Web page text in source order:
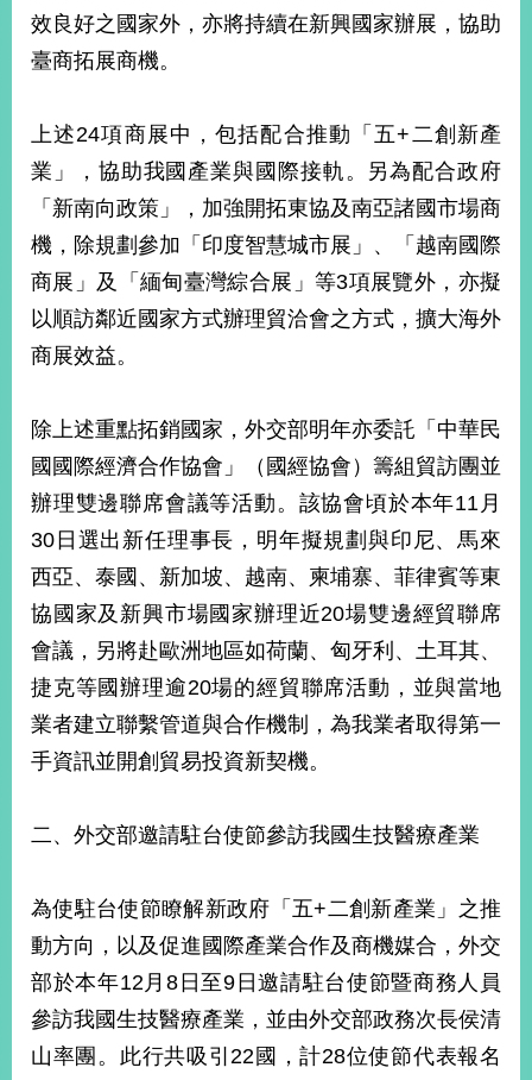
宣
告
權
保
及
資
安
全
策
無
障
礙
網
站
說
明
聯
絡
們
效良好之國家外，亦將持續在新興國家辦展，協助
臺商拓展商機。
上述24項商展中，包括配合推動「五+二創新產
業」，協助我國產業與國際接軌。另為配合政府
「新南向政策」，加強開拓東協及南亞諸國市場商
機，除規劃參加「印度智慧城市展」、「越南國際
商展」及「緬甸臺灣綜合展」等3項展覽外，亦擬
以順訪鄰近國家方式辦理貿洽會之方式，擴大海外
商展效益。
除上述重點拓銷國家，外交部明年亦委託「中華民
國國際經濟合作協會」（國經協會）籌組貿訪團並
辦理雙邊聯席會議等活動。該協會頃於本年11月
30日選出新任理事長，明年擬規劃與印尼、馬來
西亞、泰國、新加坡、越南、柬埔寨、菲律賓等東
協國家及新興市場國家辦理近20場雙邊經貿聯席
會議，另將赴歐洲地區如荷蘭、匈牙利、土耳其、
捷克等國辦理逾20場的經貿聯席活動，並與當地
業者建立聯繫管道與合作機制，為我業者取得第一
手資訊並開創貿易投資新契機。
二、外交部邀請駐台使節參訪我國生技醫療產業
為使駐台使節瞭解新政府「五+二創新產業」之推
動方向，以及促進國際產業合作及商機媒合，外交
部於本年12月8日至9日邀請駐台使節暨商務人員
參訪我國生技醫療產業，並由外交部政務次長侯清
山率團。此行共吸引22國，計28位使節代表報名